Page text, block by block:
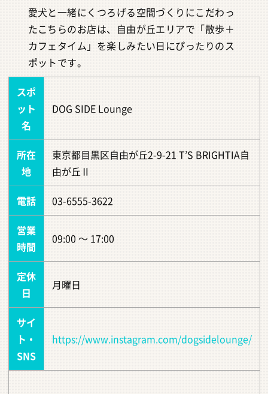
愛犬と一緒にくつろげる空間づくりにこだわっ
たこちらのお店は、自由が丘エリアで「散歩＋
カフェタイム」を楽しみたい日にぴったりのス
ポットです。
スポ
ット
名
DOG SIDE Lounge
所在
地
東京都目黒区自由が丘2-9-21 T’S BRIGHTIA自
由が丘Ⅱ
電話 03-6555-3622
営業
時間
09:00 ～ 17:00
定休
日
月曜日
サイ
ト・
SNS
https://www.instagram.com/dogsidelounge/